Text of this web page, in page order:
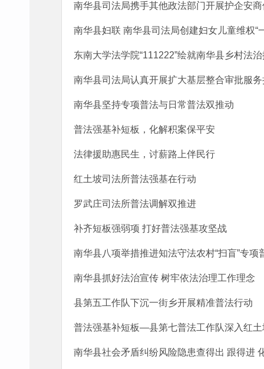
南华县司法局携手其他政法部门开展护企安
南华县妇联 南华县司法局创建妇女儿童维权“
东南大学法学院“111222”绘就南华县乡村法
南华县司法局认真开展扩大基层整合审批服
南华县坚持专项普法与日常普法双推动
普法强基补短板，化解积案保平安
法律援助惠民生，讨薪路上伴民行
红土坡司法所普法强基在行动
罗武庄司法所普法调解双推进
补齐短板强弱项 打好普法强基攻坚战
南华县八项举措推进知法守法农村“扫盲”专项
南华县抓好法治宣传 树牢依法治理工作理念
县第五工作队下沉一街乡开展精准普法行动
普法强基补短板—县第七普法工作队深入红
南华县社会矛盾纠纷风险隐患查得出 跟得进